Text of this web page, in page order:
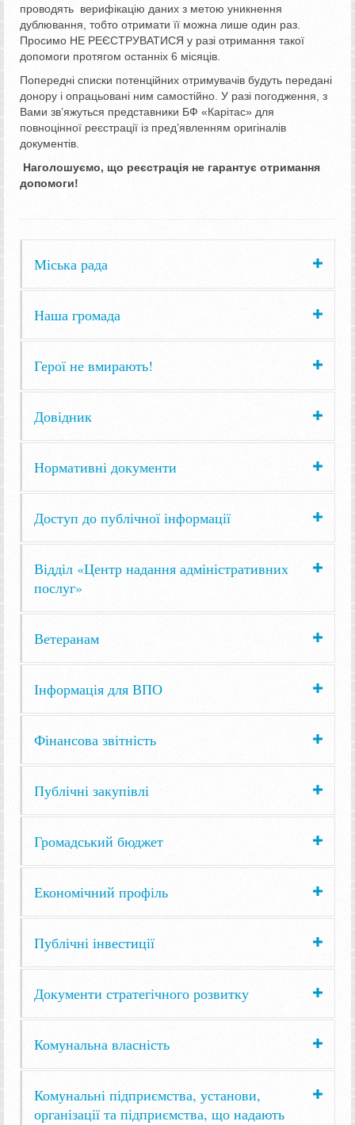
проводять верифікацію даних з метою уникнення
дублювання, тобто отримати її можна лише один раз.
Просимо НЕ РЕЄСТРУВАТИСЯ у разі отримання такої
допомоги протягом останніх 6 місяців.
Попередні списки потенційних отримувачів будуть передані
донору і опрацьовані ним самостійно. У разі погодження, з
Вами зв’яжуться представники БФ «Карітас» для
повноцінної реєстрації із пред’явленням оригіналів
документів.
Наголошуємо, що реєстрація не гарантує отримання
допомоги!
Міська рада
Наша громада
Герої не вмирають!
Довідник
Нормативні документи
Доступ до публічної інформації
Відділ «Центр надання адміністративних
послуг»
Ветеранам
Інформація для ВПО
Фінансова звітність
Публічні закупівлі
Громадський бюджет
Економічний профіль
Публічні інвестиції
Документи стратегічного розвитку
Комунальна власність
Комунальні підприємства, установи,
організації та підприємства, що надають